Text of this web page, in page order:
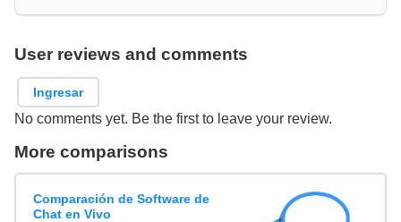
User reviews and comments
Ingresar
No comments yet. Be the first to leave your review.
More comparisons
Comparación de Software de
Chat en Vivo